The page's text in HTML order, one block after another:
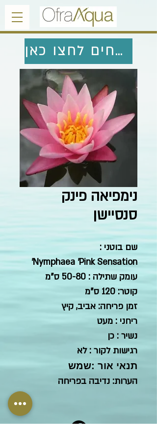
לחזרה לצמחים לחצו כאן
נימפיאה פינק
סנסיישן
שם בוטני :
Nymphaea 'Pink Sensation'
עומק שתילה : 50-80 ס"מ
קוטר: 120 ס"מ
זמן פריחה: אביב, קיץ
ריחני : מעט
נשיר : כן
רגישות לקור : לא
תנאי אור :שמש
הערות: נדיבה בפריחה